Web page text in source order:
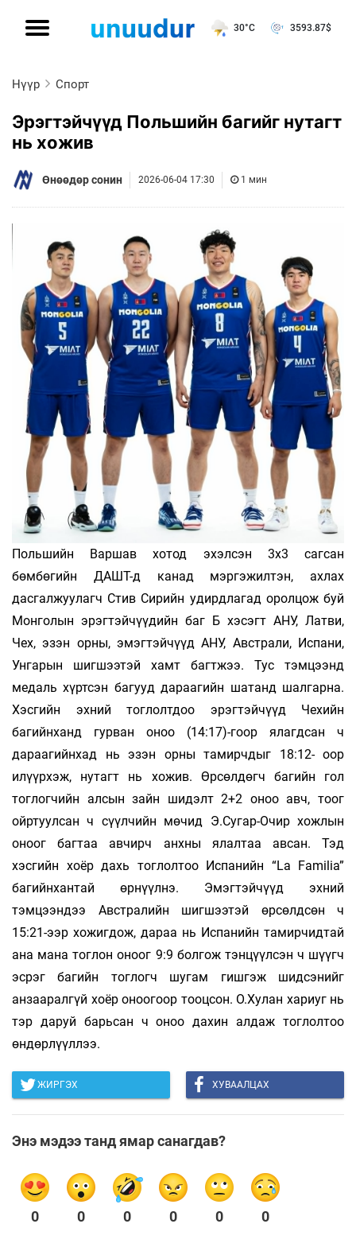
30°C 3593.87$
Нүүр Спорт
Эрэгтэйчүүд Польшийн багийг нутагт
нь хожив
Өнөөдөр сонин 2026-06-04 17:30 1 мин
Польшийн Варшав хотод эхэлсэн 3х3 сагсан
бөмбөгийн ДАШТ-д канад мэргэжилтэн, ахлах
дасгалжуулагч Стив Сирийн удирдлагад оролцож буй
Монголын эрэгтэйчүүдийн баг Б хэсэгт АНУ, Латви,
Чех, эзэн орны, эмэгтэйчүүд АНУ, Австрали, Испани,
Унгарын шигшээтэй хамт багтжээ. Тус тэмцээнд
медаль хүртсэн багууд дараагийн шатанд шалгарна.
Хэсгийн эхний тоглолтдоо эрэгтэйчүүд Чехийн
багийнханд гурван оноо (14:17)-гоор ялагдсан ч
дараагийнхад нь эзэн орны тамирчдыг 18:12- оор
илүүрхэж, нутагт нь хожив. Өрсөлдөгч багийн гол
тоглогчийн алсын зайн шидэлт 2+2 оноо авч, тоог
ойртуулсан ч сүүлчийн мөчид Э.Сугар-Очир хожлын
оноог багтаа авчирч анхны ялалтаа авсан. Тэд
хэсгийн хоёр дахь тоглолтоо Испанийн “La Familia”
багийнхантай өрнүүлнэ. Эмэгтэйчүүд эхний
тэмцээндээ Австралийн шигшээтэй өрсөлдсөн ч
15:21-ээр хожигдож, дараа нь Испанийн тамирчидтай
ана мана тоглон оноог 9:9 болгож тэнцүүлсэн ч шүүгч
эсрэг багийн тоглогч шугам гишгэж шидсэнийг
анзааралгүй хоёр оноогоор тооцсон. О.Хулан хариуг нь
тэр даруй барьсан ч оноо дахин алдаж тоглолтоо
өндөрлүүллээ.
ЖИРГЭХ ХУВААЛЦАХ
Энэ мэдээ танд ямар санагдав?
0 0 0 0 0 0